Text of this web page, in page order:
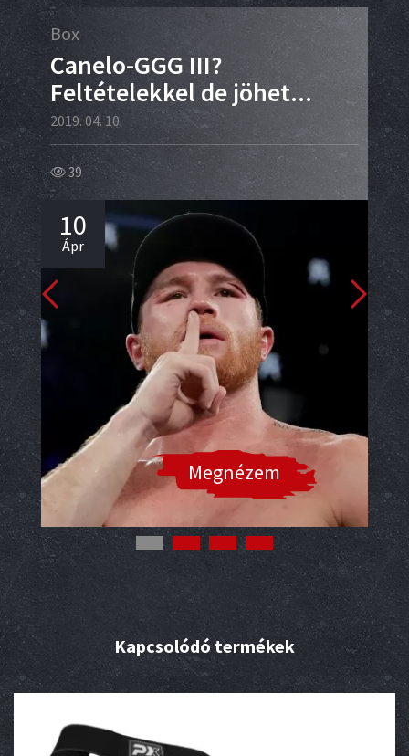
Megnézem
Box
Canelo-GGG III?
Feltételekkel de jöhet...
2019. 04. 10.
39
10
Ápr
61
Kapcsolódó termékek